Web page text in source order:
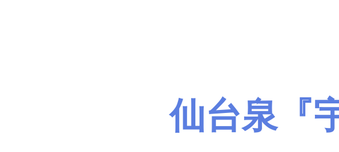
仙台泉『